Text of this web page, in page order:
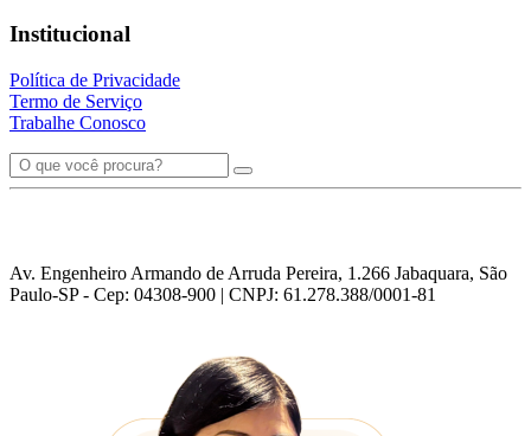
Institucional
Política de Privacidade
Termo de Serviço
Trabalhe Conosco
Av. Engenheiro Armando de Arruda Pereira, 1.266 Jabaquara, São
Paulo-SP - Cep: 04308-900 | CNPJ: 61.278.388/0001-81